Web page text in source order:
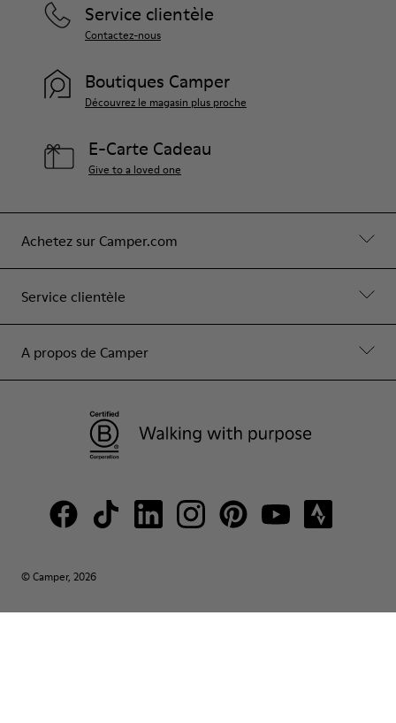
Achetez sur Camper.com
Service clientèle
A propos de Camper
Service clientèle
Contactez-nous
Boutiques Camper
Découvrez le magasin plus proche
E-Carte Cadeau
Give to a loved one
© Camper, 2026